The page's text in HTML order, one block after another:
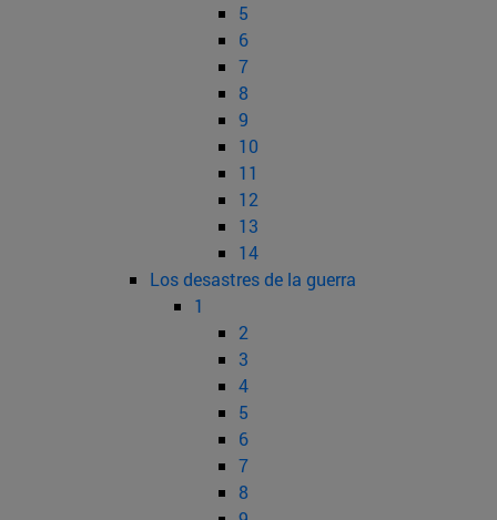
5
6
7
8
9
10
11
12
13
14
Los desastres de la guerra
1
2
3
4
5
6
7
8